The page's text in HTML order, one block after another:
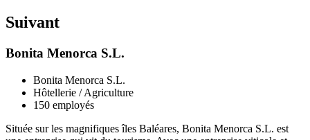
Suivant
Bonita Menorca S.L.
Bonita Menorca S.L.
Hôtellerie / Agriculture
150 employés
Située sur les magnifiques îles Baléares, Bonita Menorca S.L. est